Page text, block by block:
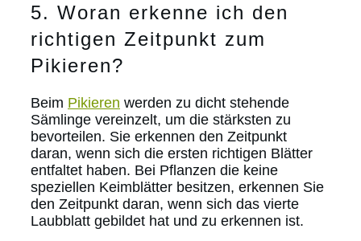
5. Woran erkenne ich den
richtigen Zeitpunkt zum
Pikieren?
Beim Pikieren werden zu dicht stehende
Sämlinge vereinzelt, um die stärksten zu
bevorteilen. Sie erkennen den Zeitpunkt
daran, wenn sich die ersten richtigen Blätter
entfaltet haben. Bei Pflanzen die keine
speziellen Keimblätter besitzen, erkennen Sie
den Zeitpunkt daran, wenn sich das vierte
Laubblatt gebildet hat und zu erkennen ist.